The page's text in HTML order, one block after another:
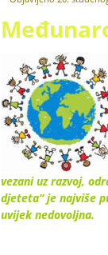
vezani uz razvoj,
djeteta“ je najviše
uvijek nedovoljna.